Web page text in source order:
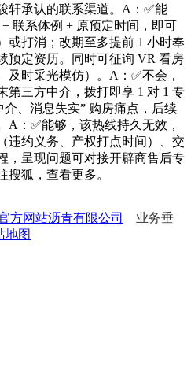
轩承认的联系渠道。A：✅能
联系体例 + 原预定时间，即可
或打消；改期至多提前 1 小时奉
预定资历。同时可征询 VR 看房
时采光模仿）。A：✅不会，
第三方中介，拨打即享 1 对 1 专
、消息失实” 购房痛点，后续
：✅能够，该热线持久无效，
违约义务、产权打点时间）、交
，呈现问题可对接开辟商售后专
搜狐，查看更多。
方网站沥青有限公司
业务垂
地图